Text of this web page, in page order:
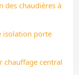
des chaudières à
isolation porte
chauffage central